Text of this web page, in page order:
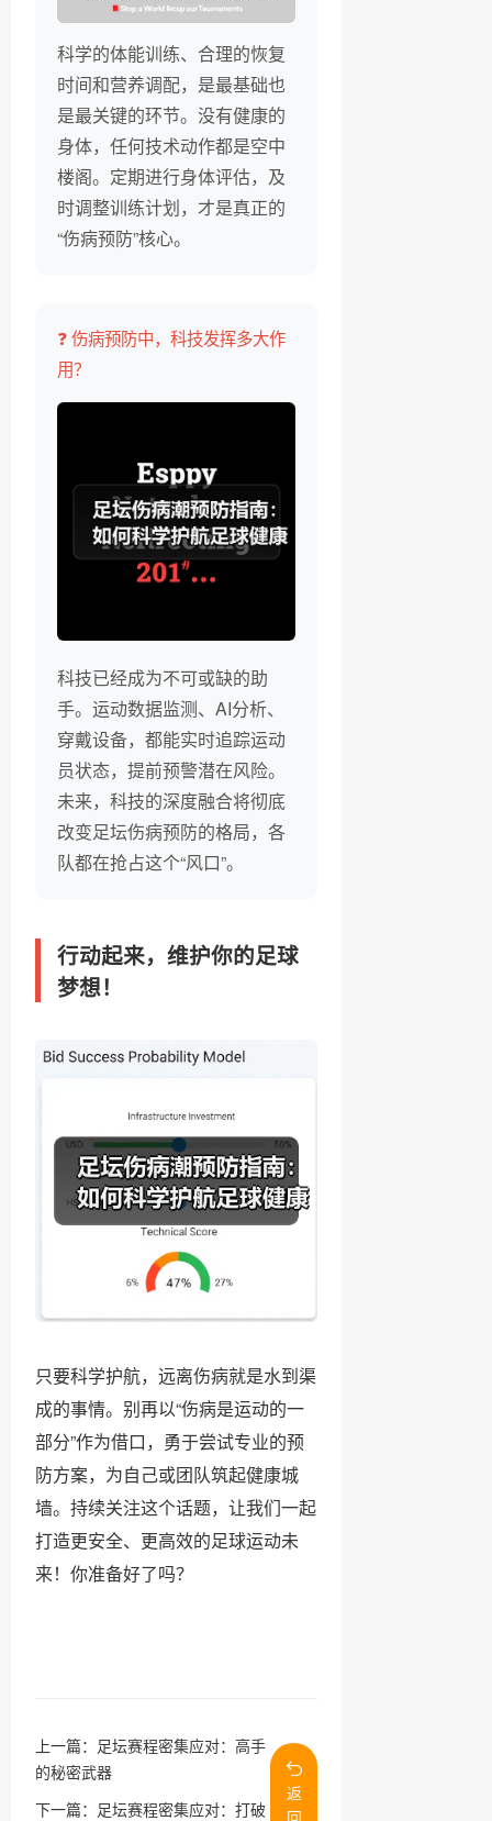
科学的体能训练、合理的恢复
时间和营养调配，是最基础也
是最关键的环节。没有健康的
身体，任何技术动作都是空中
楼阁。定期进行身体评估，及
时调整训练计划，才是真正的
“伤病预防”核心。
❓ 伤病预防中，科技发挥多大作
用？
科技已经成为不可或缺的助
手。运动数据监测、AI分析、
穿戴设备，都能实时追踪运动
员状态，提前预警潜在风险。
未来，科技的深度融合将彻底
改变足坛伤病预防的格局，各
队都在抢占这个“风口”。
行动起来，维护你的足球
梦想！
只要科学护航，远离伤病就是水到渠
成的事情。别再以“伤病是运动的一
部分”作为借口，勇于尝试专业的预
防方案，为自己或团队筑起健康城
墙。持续关注这个话题，让我们一起
打造更安全、更高效的足球运动未
来！你准备好了吗？
上一篇： 足坛赛程密集应对：高手
的秘密武器
下一篇： 足坛赛程密集应对：打破
返
回